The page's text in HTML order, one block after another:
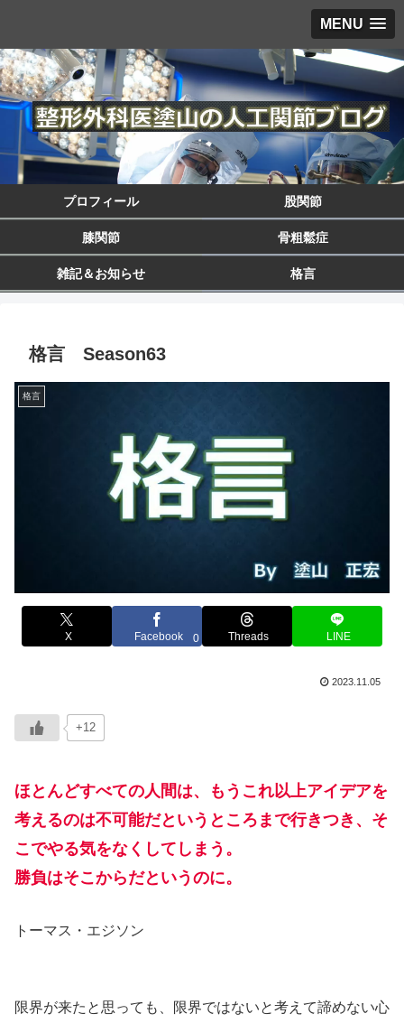
MENU
プロフィール 股関節
膝関節 骨粗鬆症
雑記＆お知らせ 格言
格言 Season63
格言
X Facebook 0 Threads LINE
2023.11.05
+12
ほとんどすべての人間は、もうこれ以上アイデアを
考えるのは不可能だというところまで行きつき、そ
こでやる気をなくしてしまう。
勝負はそこからだというのに。
トーマス・エジソン
限界が来たと思っても、限界ではないと考えて諦めない心